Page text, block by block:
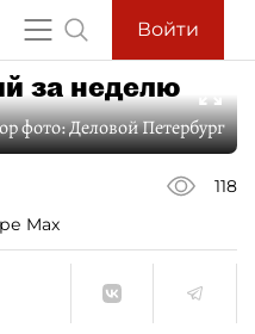
Войти
за неделю
фото:Деловой Петербург
118
Max